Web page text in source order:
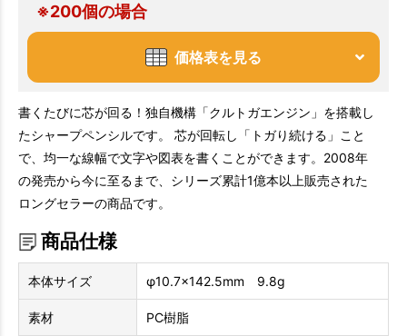
※200個の場合
価格表を見る
書くたびに芯が回る！独自機構「クルトガエンジン」を搭載し
たシャープペンシルです。 芯が回転し「トガり続ける」こと
で、均一な線幅で文字や図表を書くことができます。2008年
の発売から今に至るまで、シリーズ累計1億本以上販売された
ロングセラーの商品です。
商品仕様
本体サイズ φ10.7×142.5mm 9.8g
素材 PC樹脂